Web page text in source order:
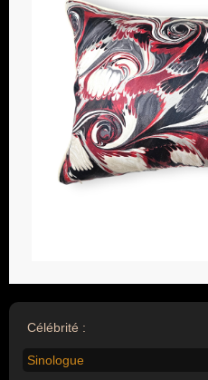
Célébrité :
Sinologue